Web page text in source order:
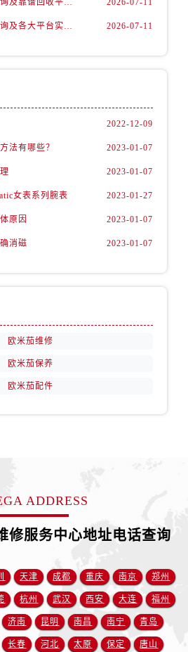
山西省临汾市尧都区解放路欧米茄售后服务中心（需提前预约）
福建省龙岩市新罗区九一南路欧米茄售后服务中心（需提前预约）
福建省宁德市蕉城区天湖东路欧米茄售后服务中心（需提前预约）
福建省莆田市城厢区霞林街道荔华东大道欧米茄售后服务中心（需提前预约）
福建省三明市三元区东乾二路欧米茄售后服务中心（需提前预约）
福建省漳州市龙文区步港路欧米茄售后服务中心（需提前预约）
北京欧米茄回收价格查询及靠谱回收平台实测排行（2026年7月最新数据） 2026-07-11
郑州欧米茄回收价格查询及各大平台实测排行(2026年7月最新数据) 2026-07-11
2022-12-09
法有哪些？ 2023-01-07
2023-01-07
女表系列腕表 2023-01-27
原因 2023-01-07
消磁 2023-01-07
欧米茄维修
欧米茄保养
欧米茄配件
ADDRESS
修服务中心地址电话查询
天津 成都 重庆 南京 郑州
杭州 武汉 西安 大连 福州
济南 昆明 南昌 南宁 青岛
长春 河北 太原 保定 唐山